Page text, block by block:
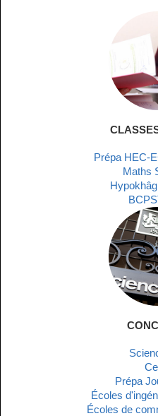
Prépa HEC-
Maths
Prépa
Écoles
Écoles de